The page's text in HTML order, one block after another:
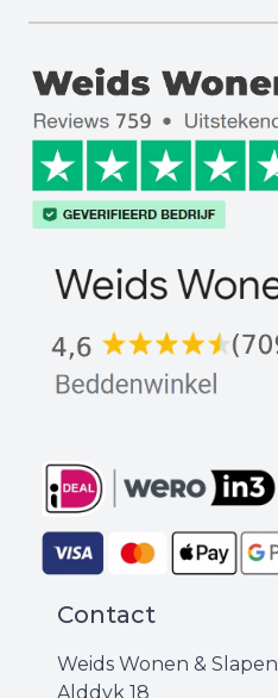
Contact
Weids Wonen & Slapen
Alddyk 18